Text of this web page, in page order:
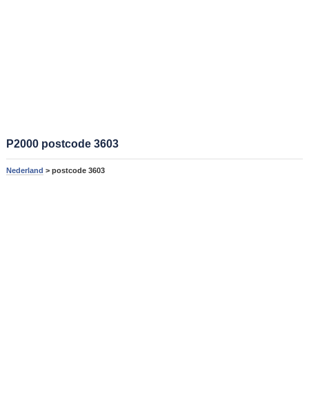
P2000 postcode 3603
Nederland > postcode 3603